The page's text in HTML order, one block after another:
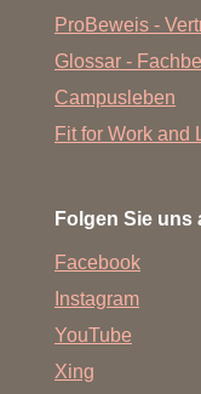
ProBeweis -
Glossar -
Campusleben
Fit for Work and
Folgen Sie uns
Facebook
Instagram
YouTube
Xing